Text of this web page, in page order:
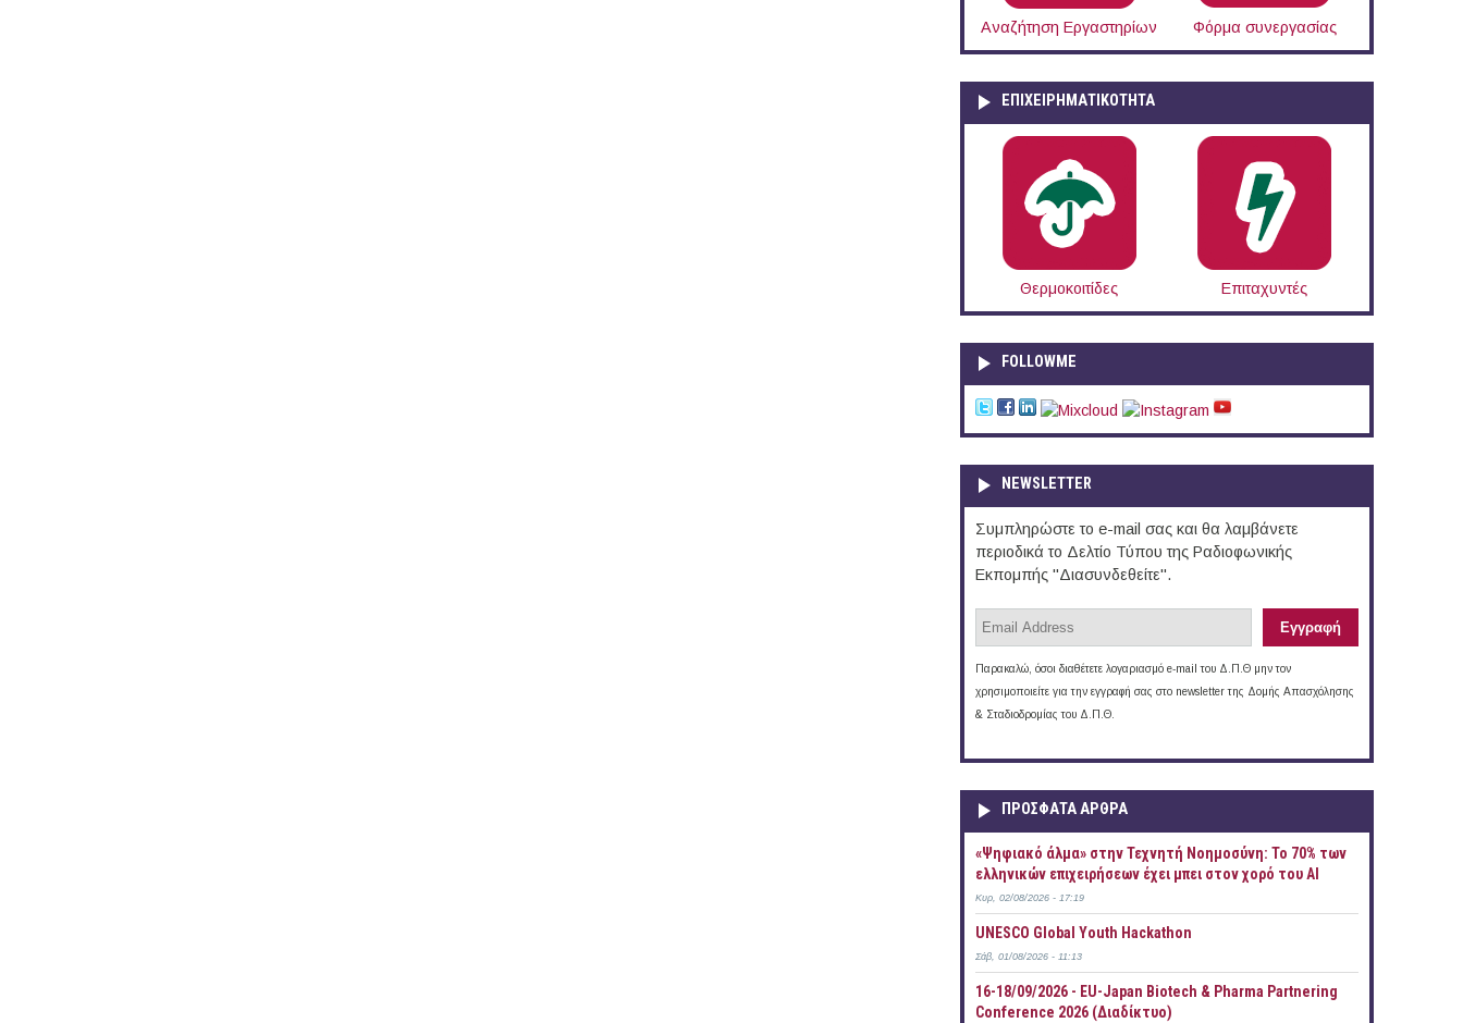
Αναζήτηση Εργαστηρίων Φόρμα συνεργασίας
ΕΠΙΧΕΙΡΗΜΑΤΙΚΟΤΗΤΑ
Θερμοκοιτίδες Επιταχυντές
FOLLOWME
NEWSLETTER
Συμπληρώστε το e-mail σας και θα λαμβάνετε
περιοδικά το Δελτίο Τύπου της Ραδιοφωνικής
Εκπομπής "Διασυνδεθείτε".
Παρακαλώ, όσοι διαθέτετε λογαριασμό e-mail του Δ.Π.Θ μην τον
χρησιμοποιείτε για την εγγραφή σας στο newsletter της Δομής Απασχόλησης
& Σταδιοδρομίας του Δ.Π.Θ.
ΠΡOΣΦΑΤΑ AΡΘΡΑ
«Ψηφιακό άλμα» στην Τεχνητή Νοημοσύνη: Το 70% των
ελληνικών επιχειρήσεων έχει μπει στον χορό του AI
Κυρ, 02/08/2026 - 17:19
UNESCO Global Youth Hackathon
Σάβ, 01/08/2026 - 11:13
16-18/09/2026 - EU-Japan Biotech & Pharma Partnering
Conference 2026 (Διαδίκτυο)